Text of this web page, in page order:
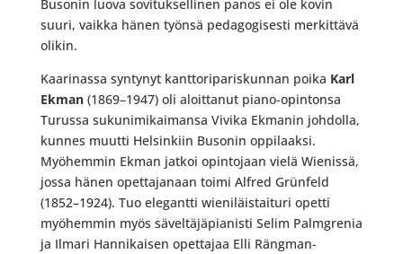
Busonin luova sovituksellinen panos ei ole kovin
suuri, vaikka hänen työnsä pedagogisesti merkittävä
olikin.
Kaarinassa syntynyt kanttoripariskunnan poika Karl
Ekman (1869–1947) oli aloittanut piano-opintonsa
Turussa sukunimikaimansa Vivika Ekmanin johdolla,
kunnes muutti Helsinkiin Busonin oppilaaksi.
Myöhemmin Ekman jatkoi opintojaan vielä Wienissä,
jossa hänen opettajanaan toimi Alfred Grünfeld
(1852–1924). Tuo elegantti wieniläistaituri opetti
myöhemmin myös säveltäjäpianisti Selim Palmgrenia
ja Ilmari Hannikaisen opettajaa Elli Rängman-